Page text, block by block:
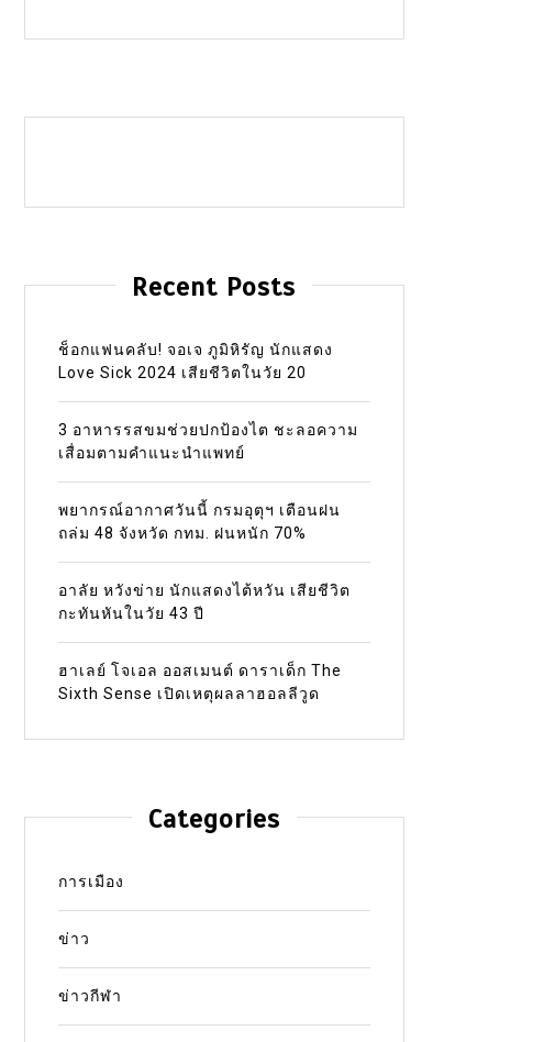
Recent Posts
ช็อกแฟนคลับ! จอเจ ภูมิหิรัญ นักแสดง
Love Sick 2024 เสียชีวิตในวัย 20
3 อาหารรสขมช่วยปกป้องไต ชะลอความ
เสื่อมตามคำแนะนำแพทย์
พยากรณ์อากาศวันนี้ กรมอุตุฯ เตือนฝน
ถล่ม 48 จังหวัด กทม. ฝนหนัก 70%
อาลัย หวังข่าย นักแสดงไต้หวัน เสียชีวิต
กะทันหันในวัย 43 ปี
ฮาเลย์ โจเอล ออสเมนต์ ดาราเด็ก The
Sixth Sense เปิดเหตุผลลาฮอลลีวูด
Categories
การเมือง
ข่าว
ข่าวกีฬา